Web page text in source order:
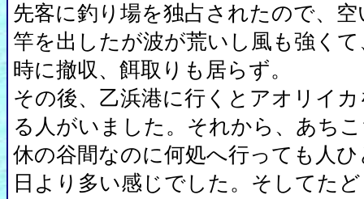
先客に釣り場を独占されたので、
竿を出したが波が荒いし風も強く
時に撤収、餌取りも居らず。
その後、乙浜港に行くとアオリイ
る人がいました。それから、あち
休の谷間なのに何処へ行っても人
日より多い感じでした。そしてた